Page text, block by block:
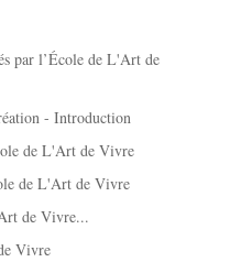
par l’École de L'Art de
- Introduction
de L'Art de Vivre
de L'Art de Vivre
de Vivre...
Vivre